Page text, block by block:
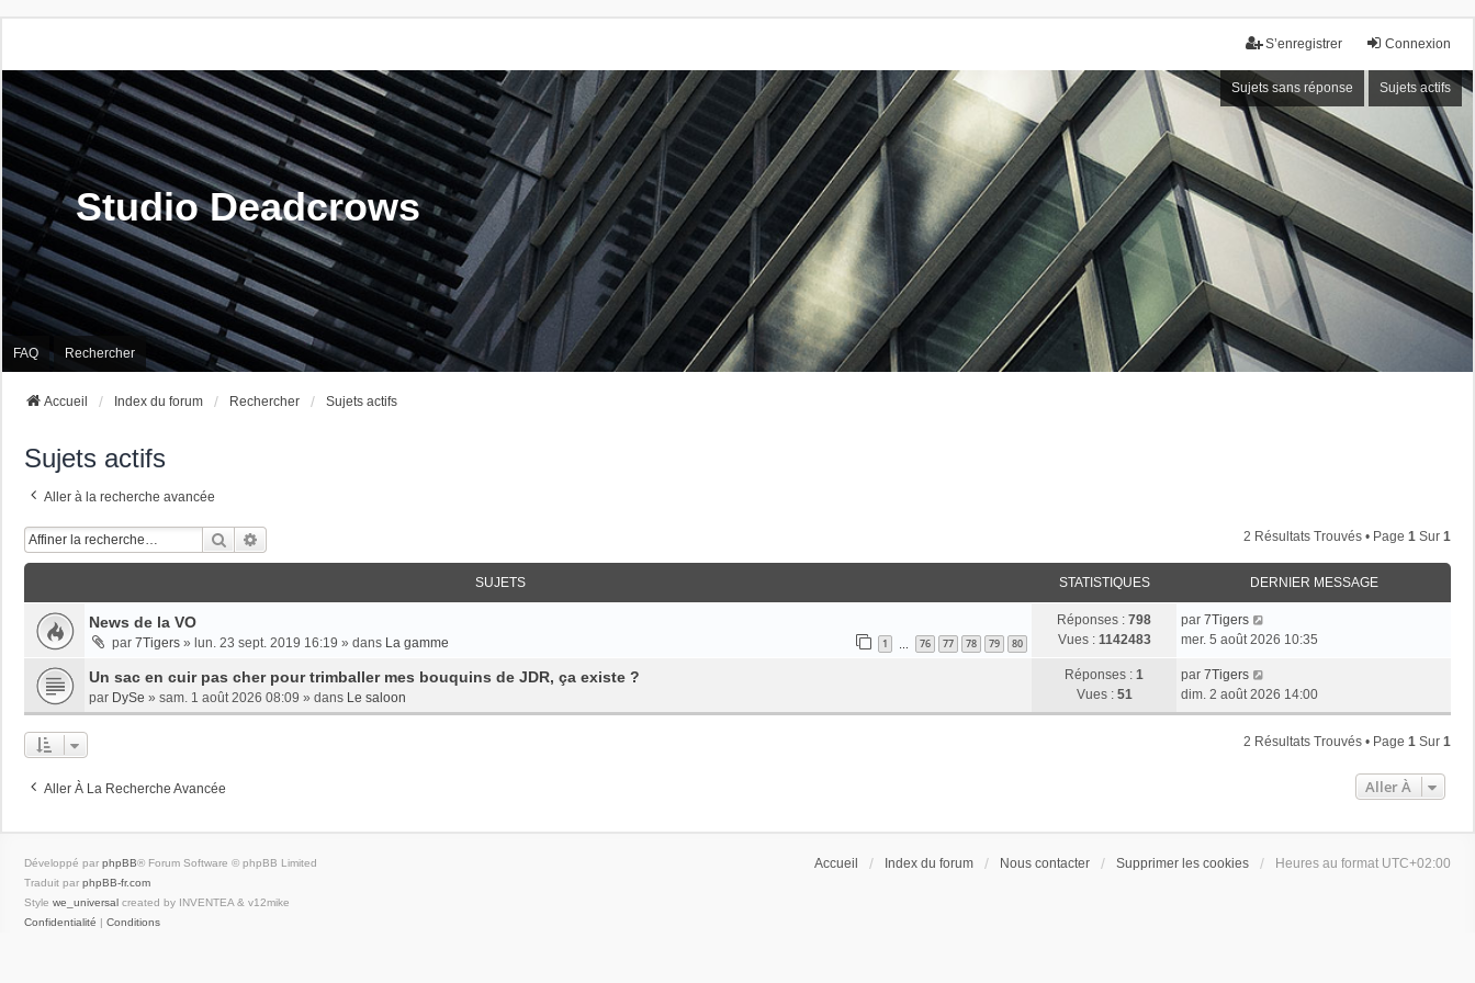
Connexion
S’enregistrer
Sujets sans réponse Sujets actifs
Studio Deadcrows
FAQ Rechercher
Accueil Index du forum Rechercher Sujets actifs
Sujets actifs
Aller à la recherche avancée
Rechercher 2 Résultats Trouvés • Page 1 Sur 1
SUJETS STATISTIQUES DERNIER MESSAGE
News de la VO
par 7Tigers » lun. 23 sept. 2019 16:19 » dans La gamme 1 76 77 78 79 80
Réponses : 798
Vues : 1142483
par 7Tigers
mer. 5 août 2026 10:35
Un sac en cuir pas cher pour trimballer mes bouquins de JDR, ça existe ?
par DySe » sam. 1 août 2026 08:09 » dans Le saloon
Réponses : 1
Vues : 51
par 7Tigers
dim. 2 août 2026 14:00
2 Résultats Trouvés • Page 1 Sur 1
Aller À La Recherche Avancée Aller À
Accueil Index du forum Nous contacter Supprimer les cookies Heures au format UTC+02:00
Développé par phpBB® Forum Software © phpBB Limited
Traduit par phpBB-fr.com
Style we_universal created by INVENTEA & v12mike
Confidentialité | Conditions